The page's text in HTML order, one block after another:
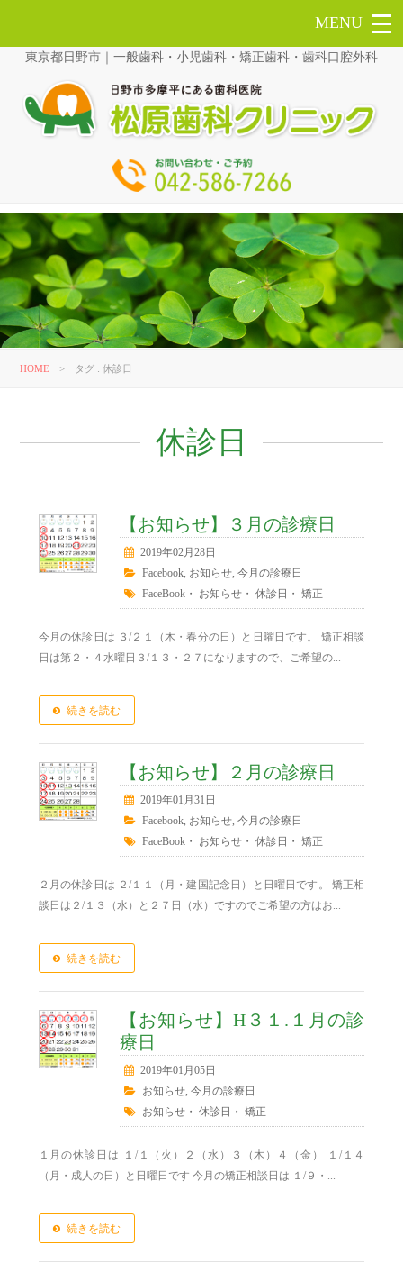
東京都日野市｜一般歯科・小児歯科・矯正歯科・歯科口腔外科
HOME > タグ : 休診日
休診日
【お知らせ】３月の診療日
2019年02月28日
Facebook, お知らせ, 今月の診療日
FaceBook・ お知らせ・ 休診日 ・ 矯正
今月の休診日は ３/２１（木・春分の日）と日曜日です。 矯正相談
日は第２・４水曜日３/１３・２７になりますので、ご希望の...
続きを読む
【お知らせ】２月の診療日
2019年01月31日
Facebook, お知らせ, 今月の診療日
FaceBook・ お知らせ・ 休診日 ・ 矯正
２月の休診日は ２/１１（月・建国記念日）と日曜日です。 矯正相
談日は２/１３（水）と２７日（水）ですのでご希望の方はお...
続きを読む
【お知らせ】H３１.１月の診
療日
2019年01月05日
お知らせ, 今月の診療日
お知らせ・ 休診日 ・ 矯正
１月の休診日は １/１（火）２（水）３（木）４（金） １/１４
（月・成人の日）と日曜日です 今月の矯正相談日は １/９・...
続きを読む